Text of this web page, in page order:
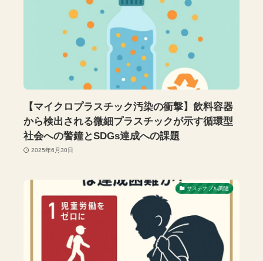
【マイクロプラスチック汚染の衝撃】飲料容器
から検出される微細プラスチックが示す循環型
社会への警鐘とSDGs達成への課題
2025年6月30日
サステナブル調達